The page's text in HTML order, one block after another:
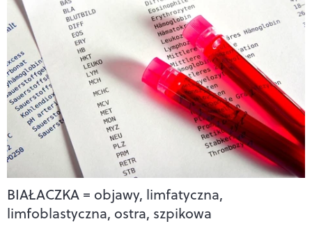
BIAŁACZKA = objawy, limfatyczna,
limfoblastyczna, ostra, szpikowa